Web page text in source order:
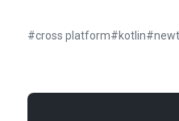
#cross platform#kotlin#